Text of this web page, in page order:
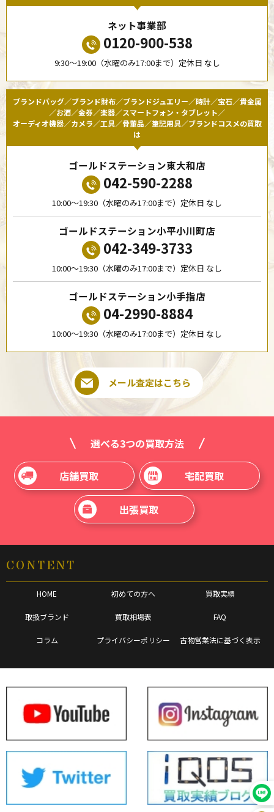
ネット事業部
0120-900-538
9:30〜19:00（水曜のみ17:00まで）定休日 なし
ブランドバッグ／ブランド財布／ブランドジュエリー／時計／宝石／貴金属
／お酒／金券／楽器／スマートフォン・タブレット／
オーディオ機器／カメラ／工具／骨董品／筆記用具／ブランドコスメの買取
は
ゴールドステーション東大和店
042-590-2288
10:00〜19:30（水曜のみ17:00まで）定休日 なし
ゴールドステーション小平小川町店
042-349-3733
10:00〜19:30（水曜のみ17:00まで）定休日 なし
ゴールドステーション小手指店
04-2990-8884
10:00〜19:30（水曜のみ17:00まで）定休日 なし
メール査定はこちら
選べる3つの買取方法
店舗買取 宅配買取
出張買取
CONTENT
HOME 初めての方へ 買取実績
取扱ブランド 買取相場表 FAQ
コラム プライバシーポリシー 古物営業法に基づく表示